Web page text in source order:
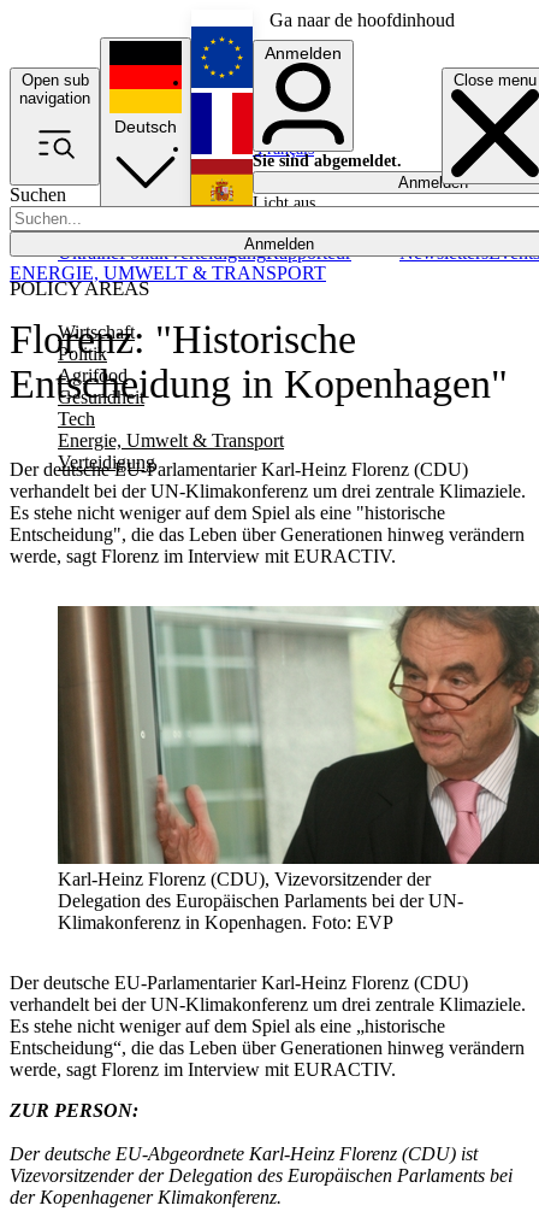
Ga naar de hoofdinhoud
Open sub
navigation
Close menu
Suchen
Anmelden
POLICY AREAS
Wirtschaft
Politik
Agrifood
Gesundheit
Tech
Energie, Umwelt & Transport
Verteidigung
UkrainePolitikVerteidigungRapporteur NewslettersEvents
Deutsch
English
Français
Anmelden
Sie sind abgemeldet.
Anmelden
Licht aus
Florenz: "Historische
Entscheidung in Kopenhagen"
Der deutsche EU-Parlamentarier Karl-Heinz Florenz (CDU)
verhandelt bei der UN-Klimakonferenz um drei zentrale Klimaziele.
Es stehe nicht weniger auf dem Spiel als eine "historische
Entscheidung", die das Leben über Generationen hinweg verändern
werde, sagt Florenz im Interview mit EURACTIV.
ENERGIE, UMWELT & TRANSPORT
Karl-Heinz Florenz (CDU), Vizevorsitzender der
Delegation des Europäischen Parlaments bei der UN-
Klimakonferenz in Kopenhagen. Foto: EVP
Der deutsche EU-Parlamentarier Karl-Heinz Florenz (CDU)
verhandelt bei der UN-Klimakonferenz um drei zentrale Klimaziele.
Es stehe nicht weniger auf dem Spiel als eine „historische
Entscheidung“, die das Leben über Generationen hinweg verändern
werde, sagt Florenz im Interview mit EURACTIV.
ZUR PERSON:
Der deutsche EU-Abgeordnete Karl-Heinz Florenz (CDU) ist
Vizevorsitzender der Delegation des Europäischen Parlaments bei
der Kopenhagener Klimakonferenz.